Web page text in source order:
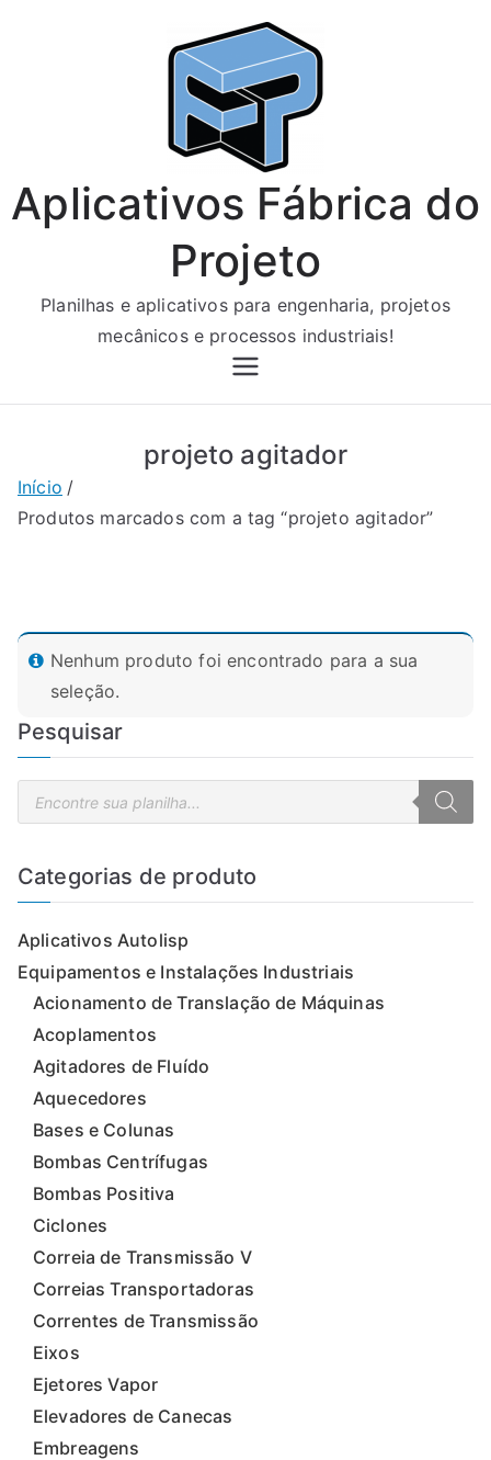
Aplicativos Fábrica do
Projeto
Planilhas e aplicativos para engenharia, projetos
mecânicos e processos industriais!
projeto agitador
Início
Produtos marcados com a tag “projeto agitador”
Nenhum produto foi encontrado para a sua
seleção.
Pesquisar
P
s
r
r
d
Categorias de produto
Aplicativos Autolisp
Equipamentos e Instalações Industriais
Acionamento de Translação de Máquinas
Acoplamentos
Agitadores de Fluído
Aquecedores
Bases e Colunas
Bombas Centrífugas
Bombas Positiva
Ciclones
Correia de Transmissão V
Correias Transportadoras
Correntes de Transmissão
Eixos
Ejetores Vapor
Elevadores de Canecas
Embreagens